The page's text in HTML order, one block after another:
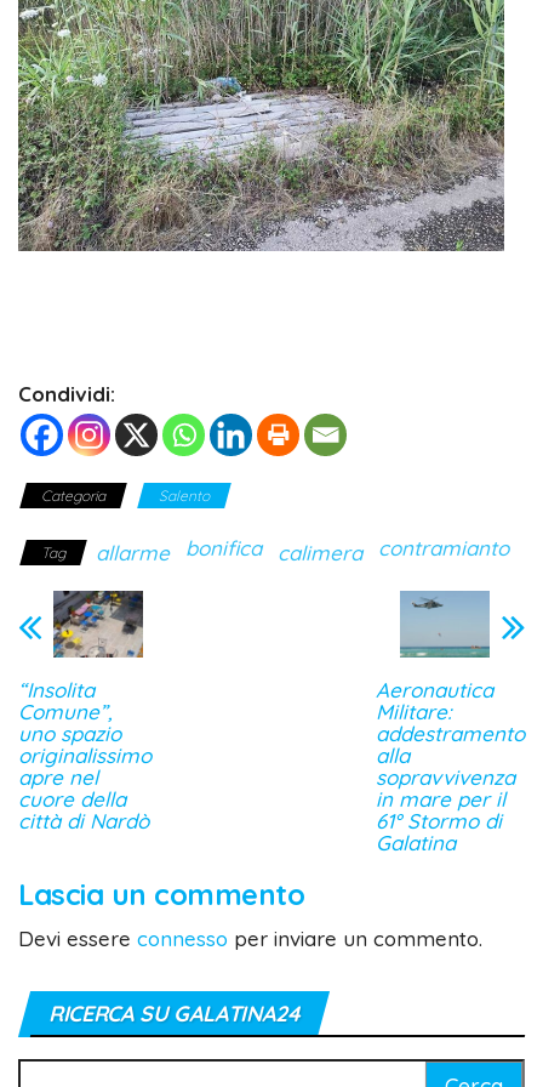
Condividi:
Categoria Salento
Tag allarme bonifica calimera contramianto
“Insolita
Comune”,
uno spazio
originalissimo
apre nel
cuore della
città di Nardò
Aeronautica
Militare:
addestramento
alla
sopravvivenza
in mare per il
61° Stormo di
Galatina
Lascia un commento
Devi essere connesso per inviare un commento.
RICERCA SU GALATINA24